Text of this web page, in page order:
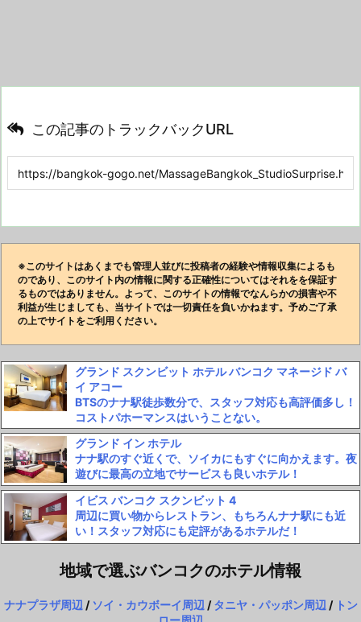
この記事のトラックバックURL
※このサイトはあくまでも管理人並びに投稿者の経験や情報収集によるも
のであり、このサイト内の情報に関する正確性についてはそれをを保証す
るものではありません。よって、このサイトの情報でなんらかの損害や不
利益が生じましても、当サイトでは一切責任を負いかねます。予めご了承
の上でサイトをご利用ください。
グランド スクンビット ホテル バンコク マネージド バ
イ アコー
BTSのナナ駅徒歩数分で、スタッフ対応も高評価多し！
コストパホーマンスはいうことない。
グランド イン ホテル
ナナ駅のすぐ近くで、ソイカにもすぐに向かえます。夜
遊びに最高の立地でサービスも良いホテル！
イビス バンコク スクンビット 4
周辺に買い物からレストラン、もちろんナナ駅にも近
い！スタッフ対応にも定評があるホテルだ！
地域で選ぶバンコクのホテル情報
ナナプラザ周辺 / ソイ・カウボーイ周辺 /タニヤ・パッポン周辺 / トン